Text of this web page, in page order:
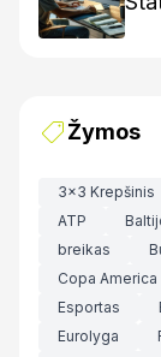
Žymos
3x3 Krepšinis
ATP
breikas
Copa America
Esportas
Eurolyga